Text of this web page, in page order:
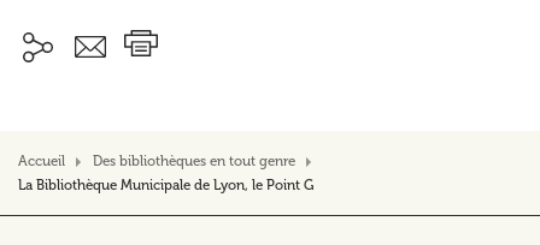
Accueil
Des bibliothèques en tout genre
La Bibliothèque Municipale de Lyon, le Point G